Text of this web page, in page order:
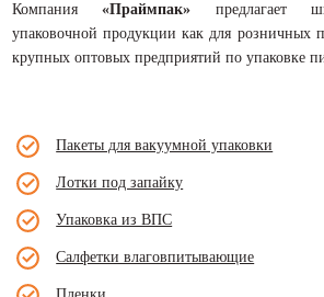
Компания«Праймпак» предлагает
упаковочной продукции как для розничных
крупных оптовых предприятий по упаковке
Пакеты для вакуумной упаковки
Лотки под запайку
Упаковка из ВПС
Салфетки влаговпитывающие